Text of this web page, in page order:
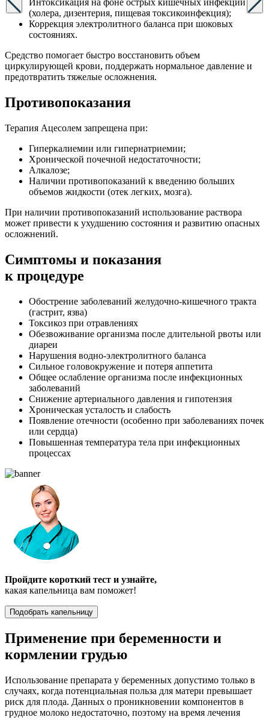
Интоксикация на фоне острых кишечных инфекций
(холера, дизентерия, пищевая токсикоинфекция);
Коррекция электролитного баланса при шоковых
состояниях.
Средство помогает быстро восстановить объем
циркулирующей крови, поддержать нормальное давление и
предотвратить тяжелые осложнения.
Противопоказания
Терапия Ацесолем запрещена при:
Гиперкалиемии или гипернатриемии;
Хронической почечной недостаточности;
Алкалозе;
Наличии противопоказаний к введению больших
объемов жидкости (отек легких, мозга).
При наличии противопоказаний использование раствора
может привести к ухудшению состояния и развитию опасных
осложнений.
Симптомы и показания
к процедуре
Обострение заболеваний желудочно-кишечного тракта
(гастрит, язва)
Токсикоз при отравлениях
Обезвоживание организма после длительной рвоты или
диареи
Нарушения водно-электролитного баланса
Сильное головокружение и потеря аппетита
Общее ослабление организма после инфекционных
заболеваний
Снижение артериального давления и гипотензия
Хроническая усталость и слабость
Появление отечности (особенно при заболеваниях почек
или сердца)
Повышенная температура тела при инфекционных
процессах
Пройдите короткий тест и узнайте,
какая капельница вам поможет!
Подобрать капельницу
Применение при беременности и
кормлении грудью
Использование препарата у беременных допустимо только в
случаях, когда потенциальная польза для матери превышает
риск для плода. Данных о проникновении компонентов в
грудное молоко недостаточно, поэтому на время лечения